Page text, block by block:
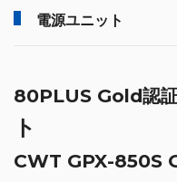
電源ユニット
80PLUS Gold認
ト
CWT GPX-850S